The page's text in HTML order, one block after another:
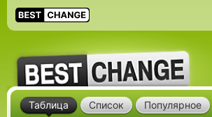
Таблица Список Популярное